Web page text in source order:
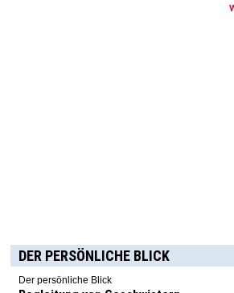
DER PERSÖNLICHE BLICK
Der persönliche Blick